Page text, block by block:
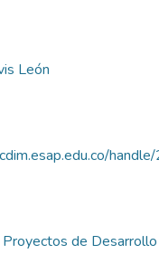
León
Proyectos de Desarrollo